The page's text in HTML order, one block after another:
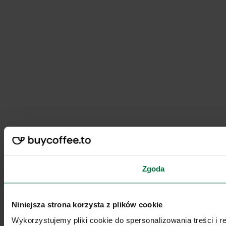
Zgoda
Niniejsza strona korzysta z plików cookie
Wykorzystujemy pliki cookie do spersonalizowania treści i